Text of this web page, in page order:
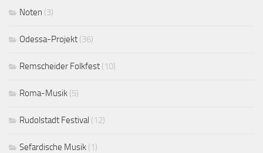
Noten (3)
Odessa-Projekt (36)
Remscheider Folkfest (10)
Roma-Musik (5)
Rudolstadt Festival (12)
Sefardische Musik (1)